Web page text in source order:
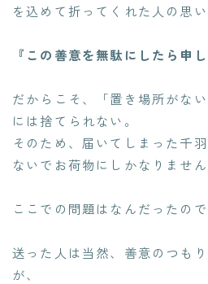
を込めて折ってくれた人の思い
『この善意を無駄にしたら申し
だからこそ、「置き場所がな
には捨てられない。
そのため、届いてしまった千
ないでお荷物にしかなりません
ここでの問題はなんだったの
送った人は当然、善意のつも
が、